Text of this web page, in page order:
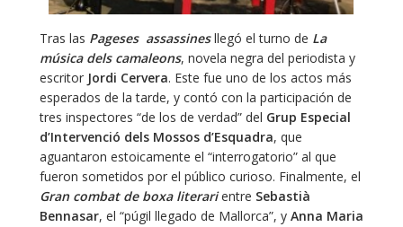
Tras las Pageses assassinesllegó el turno de La
música dels camaleons, novela negra del periodista y
escritor Jordi Cervera. Este fue uno de los actos más
esperados de la tarde, y contó con la participación de
tres inspectores “de los de verdad” del Grup Especial
d’Intervenció dels Mossos d’Esquadra, que
aguantaron estoicamente el “interrogatorio” al que
fueron sometidos por el público curioso. Finalmente, el
Gran combat de boxa literarientre Sebastià
Bennasar, el “púgil llegado de Mallorca”, y Anna Maria